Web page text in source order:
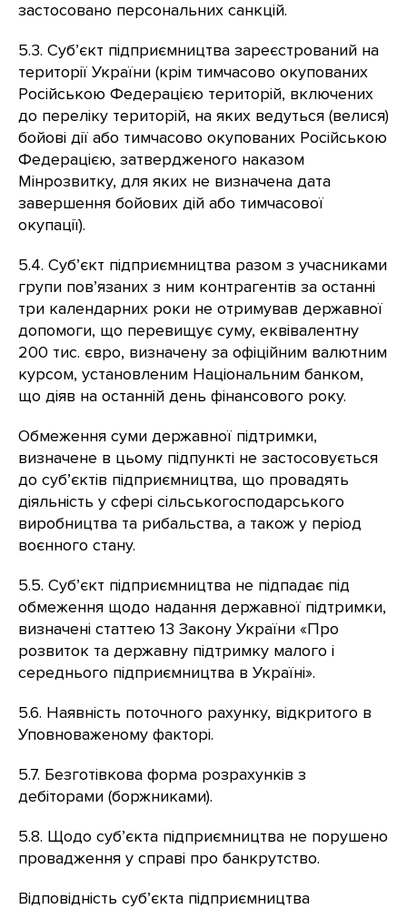
застосовано персональних санкцій.
5.3. Суб’єкт підприємництва зареєстрований на
території України (крім тимчасово окупованих
Російською Федерацією територій, включених
до переліку територій, на яких ведуться (велися)
бойові дії або тимчасово окупованих Російською
Федерацією, затвердженого наказом
Мінрозвитку, для яких не визначена дата
завершення бойових дій або тимчасової
окупації).
5.4. Суб’єкт підприємництва разом з учасниками
групи пов’язаних з ним контрагентів за останні
три календарних роки не отримував державної
допомоги, що перевищує суму, еквівалентну
200 тис. євро, визначену за офіційним валютним
курсом, установленим Національним банком,
що діяв на останній день фінансового року.
Обмеження суми державної підтримки,
визначене в цьому підпункті не застосовується
до суб’єктів підприємництва, що провадять
діяльність у сфері сільськогосподарського
виробництва та рибальства, а також у період
воєнного стану.
5.5. Суб’єкт підприємництва не підпадає під
обмеження щодо надання державної підтримки,
визначені статтею 13 Закону України «Про
розвиток та державну підтримку малого і
середнього підприємництва в Україні».
5.6. Наявність поточного рахунку, відкритого в
Уповноваженому факторі.
5.7. Безготівкова форма розрахунків з
дебіторами (боржниками).
5.8. Щодо суб’єкта підприємництва не порушено
провадження у справі про банкрутство.
Відповідність суб’єкта підприємництва